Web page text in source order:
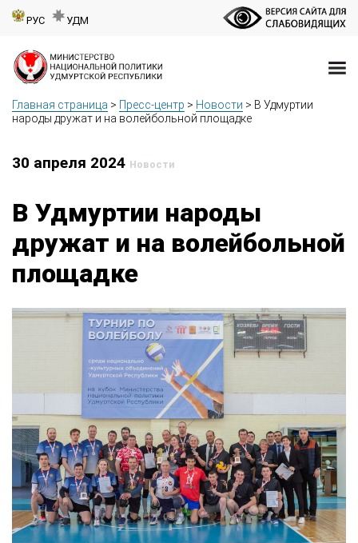
РУС УДМ
Главная страница > Пресс-центр > Новости > В Удмуртии
народы дружат и на волейбольной площадке
30 апреля 2024 Новости
В Удмуртии народы
дружат и на волейбольной
площадке